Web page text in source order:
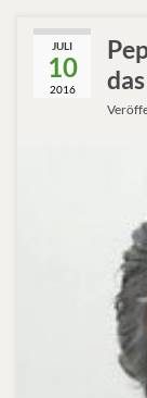
JULI
10
2016